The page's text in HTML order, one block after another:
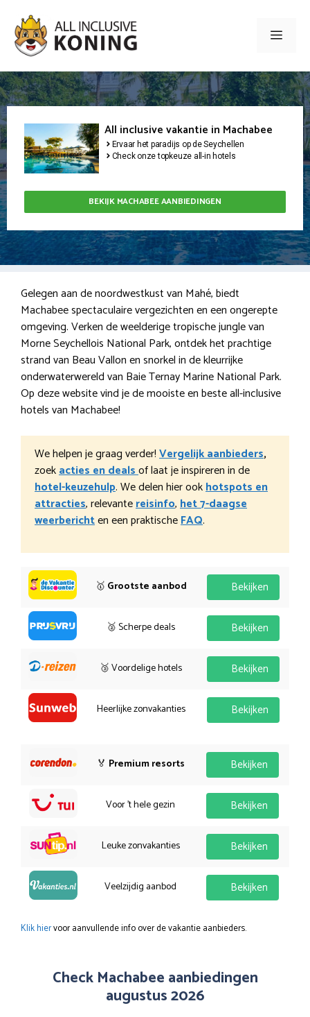
naar
inhoud
Menu
All inclusive vakantie in Machabee
Ervaar het paradijs op de Seychellen
Check onze topkeuze all-in hotels
BEKIJK MACHABEE AANBIEDINGEN
Gelegen aan de noordwestkust van Mahé, biedt
Machabee spectaculaire vergezichten en een ongerepte
omgeving. Verken de weelderige tropische jungle van
Morne Seychellois National Park, ontdek het prachtige
strand van Beau Vallon en snorkel in de kleurrijke
onderwaterwereld van Baie Ternay Marine National Park.
Op deze website vind je de mooiste en beste all-inclusive
hotels van Machabee!
We helpen je graag verder!Vergelijk aanbieders,
zoekacties en dealsof laat je inspireren in de
hotel-keuzehulp. We delen hier ookhotspots en
attracties, relevantereisinfo,het 7-daagse
weerberichten een praktischeFAQ.
🥇 Grootste aanbod Bekijken
🥈 Scherpe deals Bekijken
🥉 Voordelige hotels Bekijken
Heerlijke zonvakanties Bekijken
🏅 Premium resorts Bekijken
Voor 't hele gezin Bekijken
Leuke zonvakanties Bekijken
Veelzijdig aanbod Bekijken
Klik hiervoor aanvullende info over de vakantie aanbieders.
Check Machabee aanbiedingen
augustus 2026